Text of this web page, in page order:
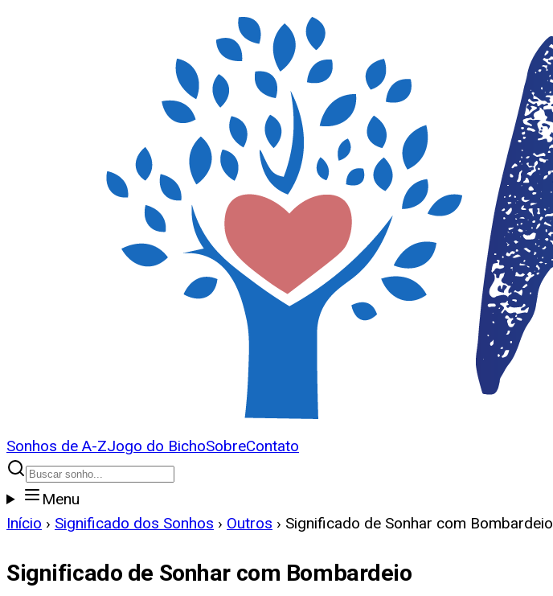
Sonhos de A-ZJogo do BichoSobreContato
Menu
Início › Significado dos Sonhos › Outros › Significado de Sonhar com Bombardeio
Significado de Sonhar com Bombardeio